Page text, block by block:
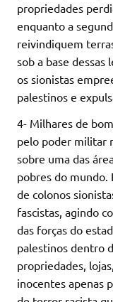
propriedades
enquanto a
reivindiquem
sob a base
os sionistas
palestinos e
4- Milhares de
pelo poder militar
sobre uma das
pobres do mundo.
de colonos
fascistas, agindo
das forças do
palestinos dentro
propriedades,
inocentes apenas